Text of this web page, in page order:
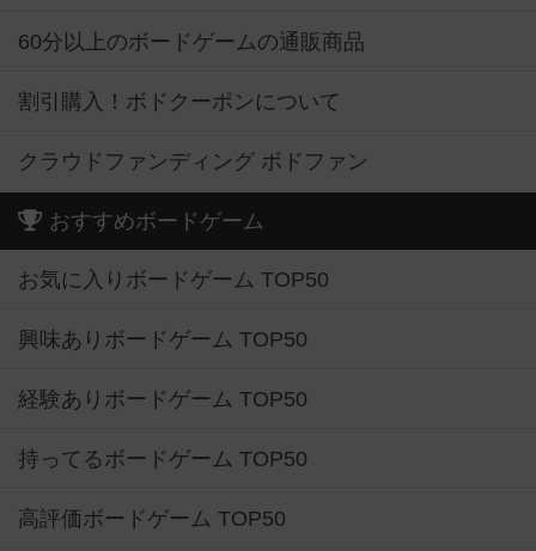
60分以上のボードゲームの通販商品
割引購入！ボドクーポンについて
クラウドファンディング ボドファン
おすすめボードゲーム
お気に入りボードゲーム TOP50
興味ありボードゲーム TOP50
経験ありボードゲーム TOP50
持ってるボードゲーム TOP50
高評価ボードゲーム TOP50